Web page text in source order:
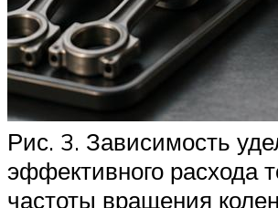
Рис. 3. Зависимость
эффективного расхода
частоты вращения